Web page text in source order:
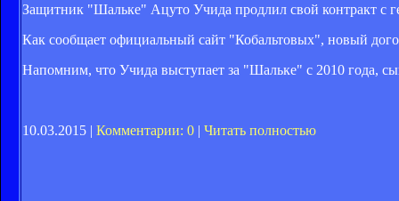
Защитник "Шальке" Ацуто Учида продлил свой контракт с
Как сообщает официальный сайт "Кобальтовых", новый
Напомним, что Учида выступает за "Шальке" с 2010 года,
10.03.2015 | Комментарии: 0 | Читать полностью